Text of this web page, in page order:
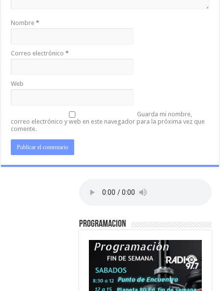
Nombre*
Correo electrónico*
Web
Guarda mi nombre,
correo electrónico y web en este navegador para la próxima vez que
comente.
PROGRAMACION